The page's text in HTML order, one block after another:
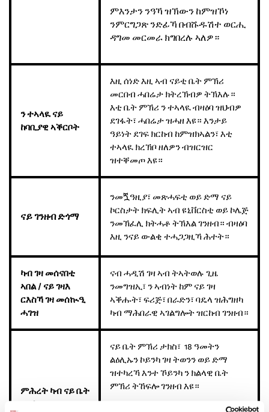
ምእንታን ንዓኻ ዝኽውን ከምዝኾነ
ንምርግጋጽ ንድፊኻ በብሹዱሽተ ወርሒ
ዳግመ መርመራ ክግበረሉ ኣለዎ።
ንተኣላዪ ናይ
ከባቢያዊኣቕርቦት
እዚ ሰነድ እዚ ኣብ ናይቲ ቤት ምኽሪ
መርበብ ሓበሬታ ክትረኽብዎ ትኽእሉ።
እቲ ቤት ምኽሪ ን ተኣላዪ ብዛዕባ ዝህብዎ
ደገፋት፣ ሓበሬታ ዝሓዘ እዩ። እንታይ
ዓይነት ደገፍ ክርከብ ከምዝክኣልን፣ እቲ
ተኣላዪ ክረኽቦ ዘለዎን ብዝርዝር
ዝተቐመጦ እዩ።
ናይገንዘብድጎማ
ንመጟዓዚያ፣ መጽሓፍቲ ወይ ድማ ናይ
ኮርስታት ክፍሊት ኣብ ዩኒቨርስቲ ወይ ኮሌጅ
ንመኽፈሊ ክትሓቶ ትኽእል ገንዘብ። ብዛዕባ
እዚ ንናይ ውልቂ ተሓጋጋዚኻ ሕተት።
ካብገዛ መሰናበቲ
ኣበል / ናይገዛእ
ርእስኻገዛ መሰኲዒ
ሓገዝ
ናብ ሓዲሽ ገዛ ኣብ ትኣትወሉ ጊዜ
ንመግዝኢ፣ ን ኣብነት ከም ናይ ገዛ
ኣቕሑት፣ ፍሪጅ፣ በራድን፣ ባዴላ ዝሕግዘካ
ካብ ማሕበራዊ ኣገልግሎት ዝርከብ ገንዘብ።
ምሕረት ካብ ናይቤት
ምኽሪ
ናይ ቤት ምኽሪ ታክስ፣ 18 ዓመትን
ልዕሊኡን ኮይንካ ገዛ ትወንን ወይ ድማ
ዝተካረኻ እንተ ኾይንካ ን ክልላዊ ቤት
ምኽሪ ትኸፍሎ ገንዘብ እዩ።
‘ምሕረት ካብ ናይ ቤት ምኽሪ ታክስ’